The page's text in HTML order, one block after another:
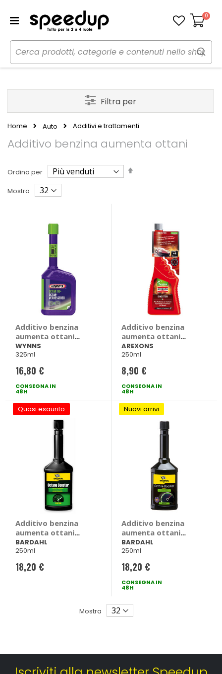
Carrello
0
Home Auto Additivi e trattamenti
Additivo benzina aumenta ottani
Ordina per
Imposta
Mostra
Additivo benzina
aumenta ottani
Octan 10+ - WYNNS
WYNNS
325ml
16,80 €
CONSEGNA IN
48H
Additivo benzina
aumenta ottani
Octane Booster -
AREXONS
AREXONS
250ml
8,90 €
CONSEGNA IN
48H
Quasi esaurito
Additivo benzina
aumenta ottani
Octane Booster -
BARDAHL
BARDAHL
250ml
18,20 €
Nuovi arrivi
Additivo benzina
aumenta ottani
Benzina Octane
Booster - BARDAHL
BARDAHL
250ml
18,20 €
CONSEGNA IN
48H
Mostra
Filtra per